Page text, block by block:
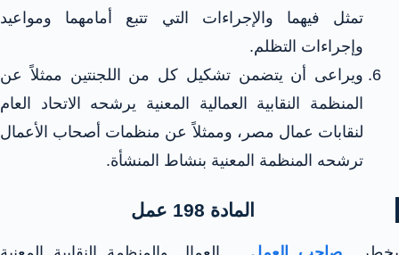
تمثل فيهما والإجراءات التي تتبع أمامهما ومواعيد
وإجراءات التظلم.
ويراعى أن يتضمن تشكيل كل من اللجنتين ممثلاً عن
المنظمة النقابية العمالية المعنية يرشحه الاتحاد العام
لنقابات عمال مصر، وممثلاً عن منظمات أصحاب الأعمال
ترشحه المنظمة المعنية بنشاط المنشأة.
المادة 198 عمل